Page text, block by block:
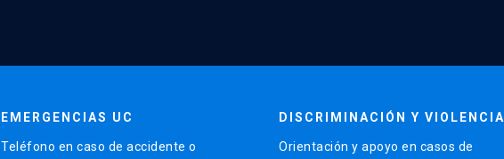
EMERGENCIAS UC
Teléfono en caso de accidente o
DISCRIMINACIÓN Y VIOLENCIA
Orientación y apoyo en casos de